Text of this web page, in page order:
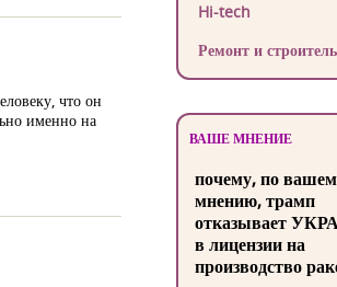
что он
именно на
Hi-tech
Ремонт и
ВАШЕ МНЕНИЕ
почему, по
мнению, трамп
отказывает
в лицензии на
производство